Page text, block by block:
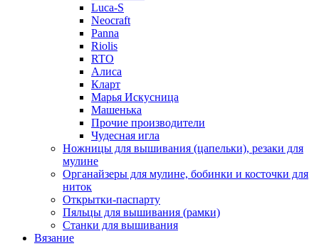
Luca-S
Neocraft
Panna
Riolis
RTO
Алиса
Кларт
Марья Искусница
Машенька
Прочие производители
Чудесная игла
Ножницы для вышивания (цапельки), резаки для
мулине
Органайзеры для мулине, бобинки и косточки для
ниток
Открытки-паспарту
Пяльцы для вышивания (рамки)
Станки для вышивания
Вязание